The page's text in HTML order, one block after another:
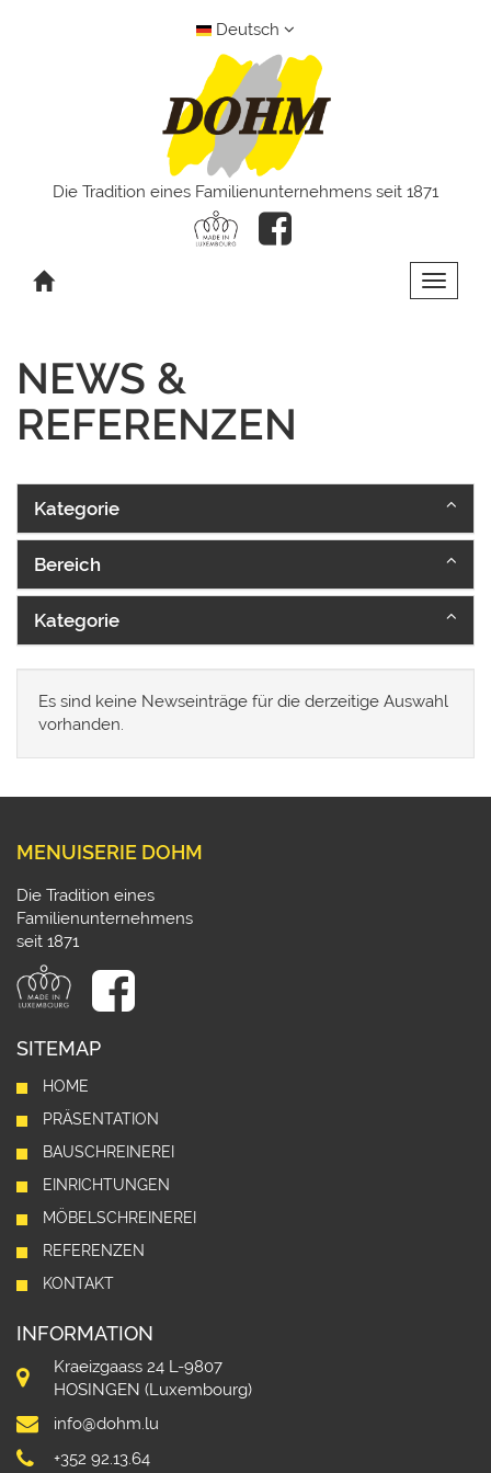
Deutsch
Die Tradition eines Familienunternehmens seit 1871
Toggle
NEWS &
REFERENZEN
Kategorie
Bereich
Kategorie
Es sind keine Newseinträge für die derzeitige Auswahl
vorhanden.
MENUISERIE DOHM
Die Tradition eines
Familienunternehmens
seit 1871
SITEMAP
HOME
PRÄSENTATION
BAUSCHREINEREI
EINRICHTUNGEN
MÖBELSCHREINEREI
REFERENZEN
KONTAKT
INFORMATION
Kraeizgaass 24 L-9807
HOSINGEN (Luxembourg)
info@dohm.lu
+352 92.13.64